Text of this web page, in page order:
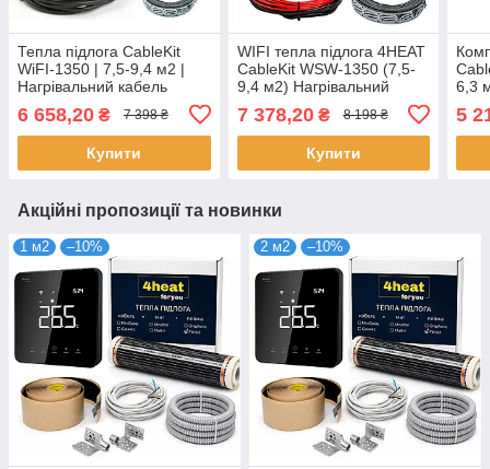
Тепла підлога CableKit
WiFI-1350 | 7,5-9,4 м2 |
Нагрівальний кабель
терморегулятор
6 658,20 ₴ 7 398 ₴
Купити
WIFI тепла підлога 4HEAT
CableKit WSW-1350 (7,5-
9,4 м2) Нагрівальний
кабель + Smart регулятор
7 378,20₴ 8 198 ₴
Купити
6,3
5
Акційні пропозиції та новинки
1 м2 –10% 2 м2 –10%